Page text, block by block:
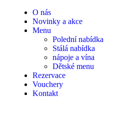
O nás
Novinky a akce
Menu
Polední nabídka
Stálá nabídka
nápoje a vína
Dětské menu
Rezervace
Vouchery
Kontakt